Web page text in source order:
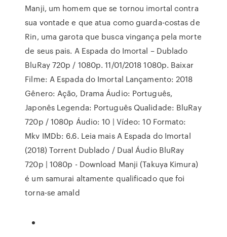
Manji, um homem que se tornou imortal contra
sua vontade e que atua como guarda-costas de
Rin, uma garota que busca vingança pela morte
de seus pais. A Espada do Imortal – Dublado
BluRay 720p / 1080p. 11/01/2018 1080p. Baixar
Filme: A Espada do Imortal Lançamento: 2018
Gênero: Ação, Drama Áudio: Português,
Japonês Legenda: Português Qualidade: BluRay
720p / 1080p Áudio: 10 | Vídeo: 10 Formato:
Mkv IMDb: 6.6. Leia mais A Espada do Imortal
(2018) Torrent Dublado / Dual Áudio BluRay
720p | 1080p - Download Manji (Takuya Kimura)
é um samurai altamente qualificado que foi
torna-se amald